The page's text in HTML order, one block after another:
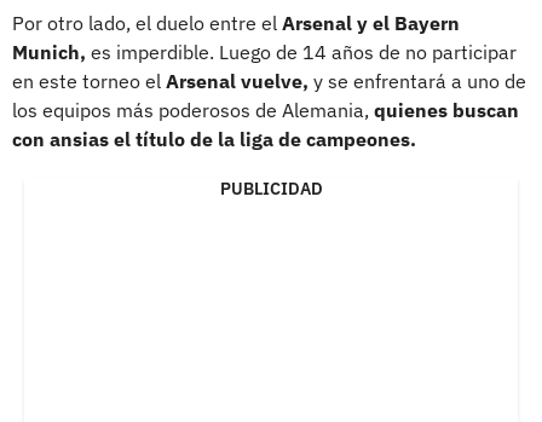
Por otro lado, el duelo entre el Arsenal y el Bayern
Munich, es imperdible. Luego de 14 años de no participar
en este torneo el Arsenal vuelve, y se enfrentará a uno de
los equipos más poderosos de Alemania, quienes buscan
con ansias el título de la liga de campeones.
PUBLICIDAD